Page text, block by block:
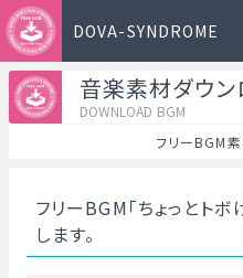
DOVA-SYNDROME
音楽素材ダウン
DOWNLOAD BGM
フリーBGM
フリーBGM「ちょっとト
します。